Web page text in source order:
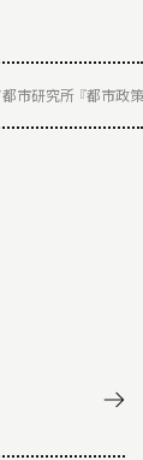
研究所 『都市政策